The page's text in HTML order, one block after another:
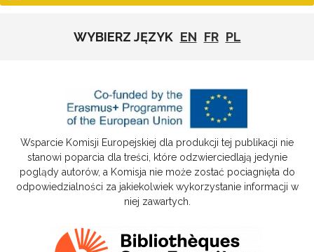
WYBIERZ JĘZYK EN FR PL
Wsparcie Komisji Europejskiej dla produkcji tej publikacji nie
stanowi poparcia dla treści, które odzwierciedlają jedynie
poglądy autorów, a Komisja nie może zostać pociagnięta do
odpowiedzialności za jakiekolwiek wykorzystanie informacji w
niej zawartych.